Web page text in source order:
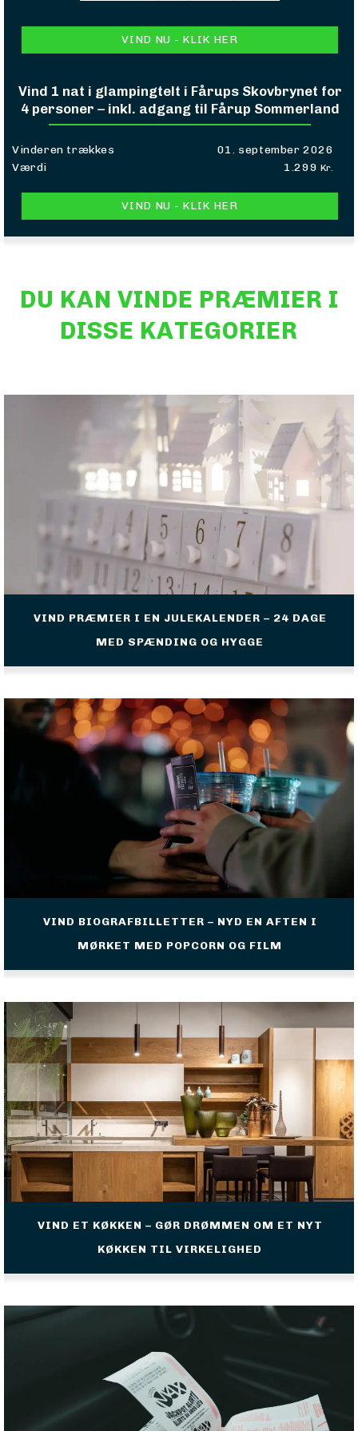
VIND NU - KLIK HER
Vind 1 nat i glampingtelt i Fårups Skovbrynet for
4 personer – inkl. adgang til Fårup Sommerland
Vinderen trækkes
01. september 2026
Værdi
1.299 Kr.
VIND NU - KLIK HER
DU KAN VINDE PRÆMIER I
DISSE KATEGORIER
VIND PRÆMIER I EN JULEKALENDER – 24 DAGE
MED SPÆNDING OG HYGGE
VIND BIOGRAFBILLETTER – NYD EN AFTEN I
MØRKET MED POPCORN OG FILM
VIND ET KØKKEN – GØR DRØMMEN OM ET NYT
KØKKEN TIL VIRKELIGHED